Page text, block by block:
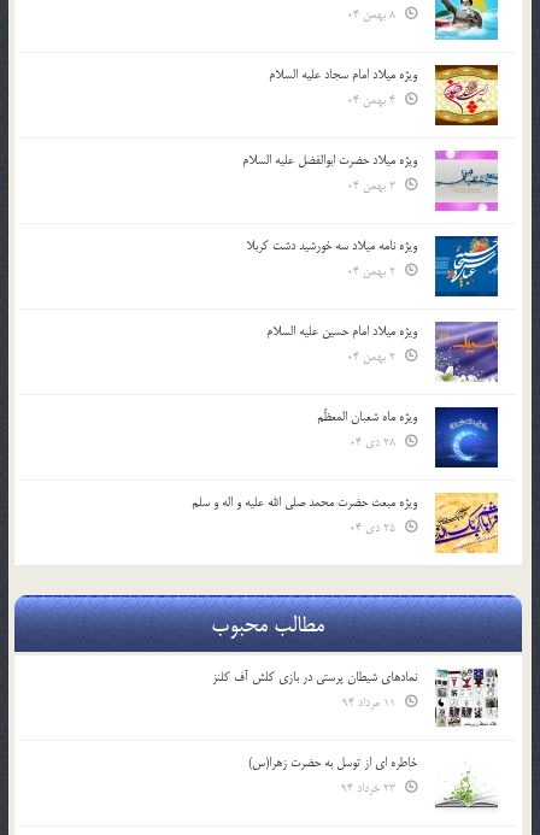
ویژه میلاد امام سجاد علیه السلام
ویژه میلاد حضرت ابوالفضل علیه السلام
ویژه نامه میلاد سه خورشید دشت کربلا
ویژه میلاد امام حسین علیه السلام
ویژه ماه شعبان المعظّم
ویژه مبعث حضرت محمد صلی الله علیه و اله و سلم
مطالب محبوب
نمادهای شیطان پرستی در بازی کلش آف کلنز
خاطره ای از توسل به حضرت زهرا(س)